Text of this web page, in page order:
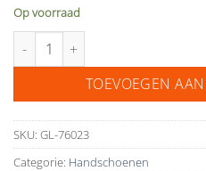
Op voorraad
Poirier handschoenen met
TOEVOEGEN
SKU: GL-76023
Categorie: Handschoenen